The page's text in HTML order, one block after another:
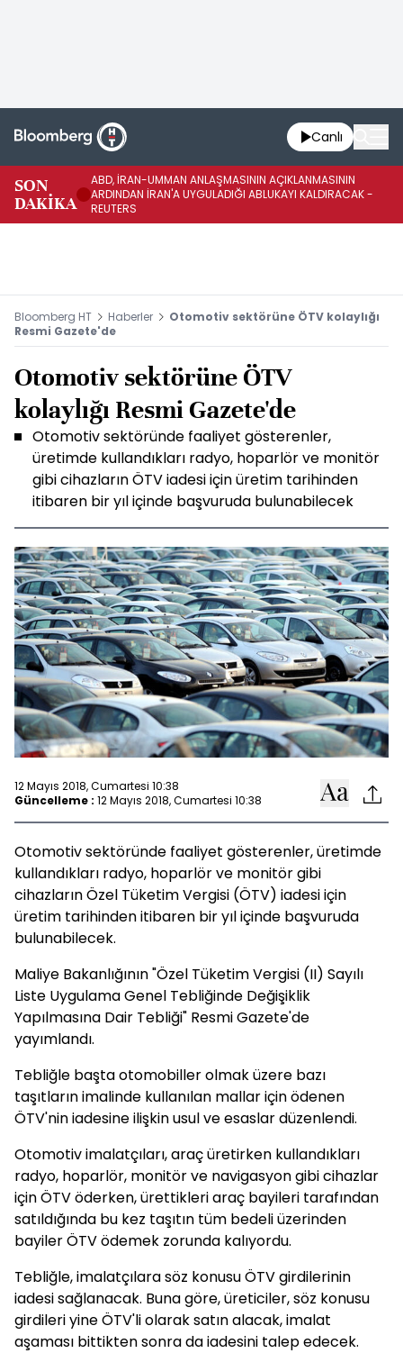
Canlı
SON
DAKİKA
ABD, İRAN-UMMAN ANLAŞMASININ AÇIKLANMASININ
ARDINDAN İRAN'A UYGULADIĞI ABLUKAYI KALDIRACAK -
REUTERS
Bloomberg HT Haberler
Otomotiv sektörüne ÖTV kolaylığı
Resmi Gazete'de
Otomotiv sektörüne ÖTV
kolaylığı Resmi Gazete'de
Otomotiv sektöründe faaliyet gösterenler,
üretimde kullandıkları radyo, hoparlör ve monitör
gibi cihazların ÖTV iadesi için üretim tarihinden
itibaren bir yıl içinde başvuruda bulunabilecek
12 Mayıs 2018, Cumartesi 10:38
Güncelleme : 12 Mayıs 2018, Cumartesi 10:38
Otomotiv sektöründe faaliyet gösterenler, üretimde
kullandıkları radyo, hoparlör ve monitör gibi
cihazların Özel Tüketim Vergisi (ÖTV) iadesi için
üretim tarihinden itibaren bir yıl içinde başvuruda
bulunabilecek.
Maliye Bakanlığının "Özel Tüketim Vergisi (II) Sayılı
Liste Uygulama Genel Tebliğinde Değişiklik
Yapılmasına Dair Tebliği" Resmi Gazete'de
yayımlandı.
Tebliğle başta otomobiller olmak üzere bazı
taşıtların imalinde kullanılan mallar için ödenen
ÖTV'nin iadesine ilişkin usul ve esaslar düzenlendi.
Otomotiv imalatçıları, araç üretirken kullandıkları
radyo, hoparlör, monitör ve navigasyon gibi cihazlar
için ÖTV öderken, ürettikleri araç bayileri tarafından
satıldığında bu kez taşıtın tüm bedeli üzerinden
bayiler ÖTV ödemek zorunda kalıyordu.
Tebliğle, imalatçılara söz konusu ÖTV girdilerinin
iadesi sağlanacak. Buna göre, üreticiler, söz konusu
girdileri yine ÖTV'li olarak satın alacak, imalat
aşaması bittikten sonra da iadesini talep edecek.